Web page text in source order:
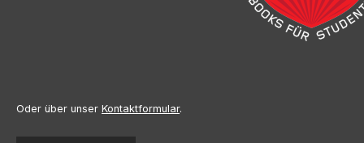
Oder über unser Kontaktformular.